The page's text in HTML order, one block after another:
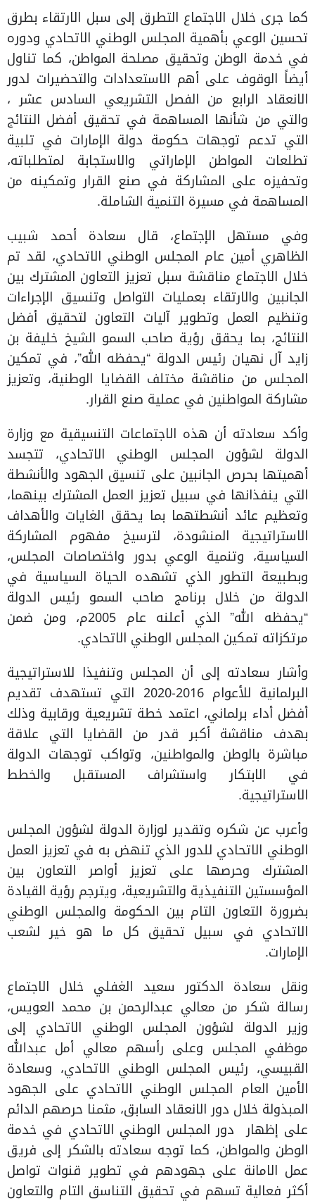
كما جرى خلال الاجتماع التطرق إلى سبل الارتقاء بطرق
تحسين الوعي بأهمية المجلس الوطني الاتحادي ودوره
في خدمة الوطن وتحقيق مصلحة المواطن، كما تناول
أيضاً الوقوف على أهم الاستعدادات والتحضيرات لدور
الانعقاد الرابع من الفصل التشريعي السادس عشر ،
والتي من شأنها المساهمة في تحقيق أفضل النتائج
التي تدعم توجهات حكومة دولة الإمارات في تلبية
تطلعات المواطن الإماراتي والاستجابة لمتطلباته،
وتحفيزه على المشاركة في صنع القرار وتمكينه من
المساهمة في مسيرة التنمية الشاملة.
وفي مستهل الإجتماع، قال سعادة أحمد شبيب
الظاهري أمين عام المجلس الوطني الاتحادي، لقد تم
خلال الاجتماع مناقشة سبل تعزيز التعاون المشترك بين
الجانبين والارتقاء بعمليات التواصل وتنسيق الإجراءات
وتنظيم العمل وتطوير آليات التعاون لتحقيق أفضل
النتائج، بما يحقق رؤية صاحب السمو الشيخ خليفة بن
زايد آل نهيان رئيس الدولة “يحفظه الله”، في تمكين
المجلس من مناقشة مختلف القضايا الوطنية، وتعزيز
مشاركة المواطنين في عملية صنع القرار.
وأكد سعادته أن هذه الاجتماعات التنسيقية مع وزارة
الدولة لشؤون المجلس الوطني الاتحادي، تتجسد
أهميتها بحرص الجانبين على تنسيق الجهود والأنشطة
التي ينفذانها في سبيل تعزيز العمل المشترك بينهما،
وتعظيم عائد أنشطتهما بما يحقق الغايات والأهداف
الاستراتيجية المنشودة، لترسيخ مفهوم المشاركة
السياسية، وتنمية الوعي بدور واختصاصات المجلس،
وبطبيعة التطور الذي تشهده الحياة السياسية في
الدولة من خلال برنامج صاحب السمو رئيس الدولة
“يحفظه الله” الذي أعلنه عام 2005م، ومن ضمن
مرتكزاته تمكين المجلس الوطني الاتحادي.
وأشار سعادته إلى أن المجلس وتنفيذا للاستراتيجية
البرلمانية للأعوام 2016-2020 التي تستهدف تقديم
أفضل أداء برلماني، اعتمد خطة تشريعية ورقابية وذلك
بهدف مناقشة أكبر قدر من القضايا التي علاقة
مباشرة بالوطن والمواطنين، وتواكب توجهات الدولة
في الابتكار واستشراف المستقبل والخطط
الاستراتيجية.
وأعرب عن شكره وتقدير لوزارة الدولة لشؤون المجلس
الوطني الاتحادي للدور الذي تنهض به في تعزيز العمل
المشترك وحرصها على تعزيز أواصر التعاون بين
المؤسستين التنفيذية والتشريعية، ويترجم رؤية القيادة
بضرورة التعاون التام بين الحكومة والمجلس الوطني
الاتحادي في سبيل تحقيق كل ما هو خير لشعب
الإمارات.
ونقل سعادة الدكتور سعيد الغفلي خلال الاجتماع
رسالة شكر من معالي عبدالرحمن بن محمد العويس،
وزير الدولة لشؤون المجلس الوطني الاتحادي إلى
موظفي المجلس وعلى رأسهم معالي أمل عبدالله
القبيسي، رئيس المجلس الوطني الاتحادي، وسعادة
الأمين العام المجلس الوطني الاتحادي على الجهود
المبذولة خلال دور الانعقاد السابق، مثمنا حرصهم الدائم
على إظهار دور المجلس الوطني الاتحادي في خدمة
الوطن والمواطن، كما توجه سعادته بالشكر إلى فريق
عمل الامانة على جهودهم في تطوير قنوات تواصل
أكثر فعالية تسهم في تحقيق التناسق التام والتعاون